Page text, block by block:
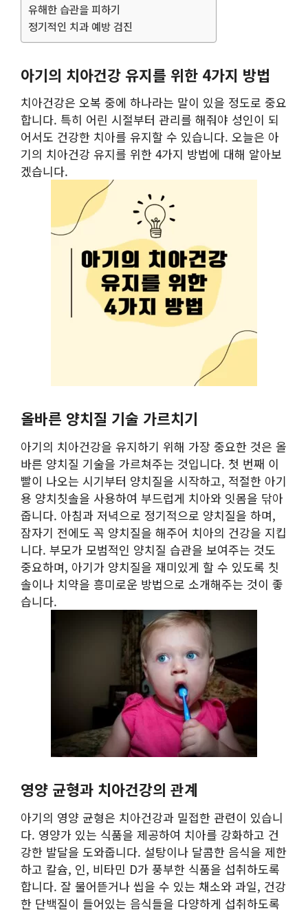
유해한 습관을 피하기
정기적인 치과 예방 검진
아기의 치아건강 유지를 위한 4가지 방법
치아건강은 오복 중에 하나라는 말이 있을 정도로 중요
합니다. 특히 어린 시절부터 관리를 해줘야 성인이 되
어서도 건강한 치아를 유지할 수 있습니다. 오늘은 아
기의 치아건강 유지를 위한 4가지 방법에 대해 알아보
겠습니다.
올바른 양치질 기술 가르치기
아기의 치아건강을 유지하기 위해 가장 중요한 것은 올
바른 양치질 기술을 가르쳐주는 것입니다. 첫 번째 이
빨이 나오는 시기부터 양치질을 시작하고, 적절한 아기
용 양치칫솔을 사용하여 부드럽게 치아와 잇몸을 닦아
줍니다. 아침과 저녁으로 정기적으로 양치질을 하며,
잠자기 전에도 꼭 양치질을 해주어 치아의 건강을 지킵
니다. 부모가 모범적인 양치질 습관을 보여주는 것도
중요하며, 아기가 양치질을 재미있게 할 수 있도록 칫
솔이나 치약을 흥미로운 방법으로 소개해주는 것이 좋
습니다.
영양 균형과 치아건강의 관계
아기의 영양 균형은 치아건강과 밀접한 관련이 있습니
다. 영양가 있는 식품을 제공하여 치아를 강화하고 건
강한 발달을 도와줍니다. 설탕이나 달콤한 음식을 제한
하고 칼슘, 인, 비타민 D가 풍부한 식품을 섭취하도록
합니다. 잘 물어뜯거나 씹을 수 있는 채소와 과일, 건강
한 단백질이 들어있는 음식들을 다양하게 섭취하도록